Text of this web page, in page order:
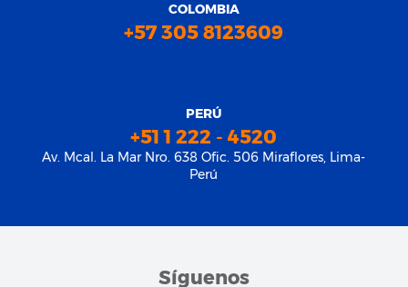
COLOMBIA
+57 305 8123609
PERÚ
+51 1 222 - 4520
Av. Mcal. La Mar Nro. 638 Ofic. 506 Miraflores, Lima-
Perú
Síguenos